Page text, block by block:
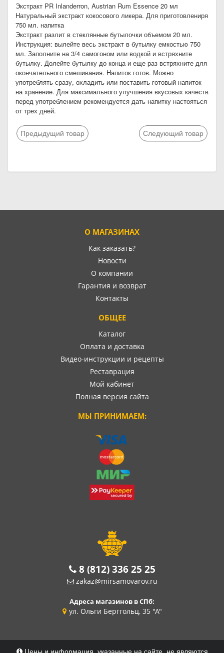
Экстракт PR Inlanderron, Austrian Rum Essence 20 мл
Натуральный экстракт кокосового ликера. Для приготовлениря
750 мл. напитка
Экстракт разлит в стеклянные бутылочки объемом 20 мл.
Инструкция: вылейте весь экстракт в бутылку емкостью 750
мл. Заполните на 3/4 самогоном или водкой и встряхните
бутылку. Долейте бутылку до конца и еще раз встряхните для
окончательного смешивания. Напиток готов. Можно
употреблять сразу, охладить или поставить готовый напиток
на хранение. Для максимального улучшения вкусовых качеств
перед употреблением рекомендуется дать напитку настояться
от трех дней.
Предыдущий товар Следующий товар
О МАГАЗИНАХ
Как заказать?
Новости
О компании
Гарантия и возврат
Контакты
ОБЩЕЕ
Каталог
Оплата и доставка
Видео-инструкции и рецепты
Реставрация
Мой кабинет
Полная версия сайта
МЫ ПРИНИМАЕМ:
8 (812) 336 25 25
zakaz@mirsamovarov.ru
Адреса магазинов в СПб:
ул. Ольги Берггольц, 35 "А"
Цены и информация, указанные на сайте, не являются